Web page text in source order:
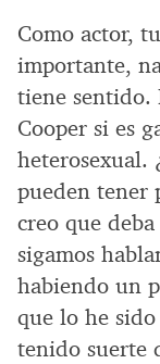
Como actor,
importante,
tiene sentido.
Cooper si es
heterosexual.
pueden tener
creo que
sigamos
habiendo un
que lo he
tenido suerte